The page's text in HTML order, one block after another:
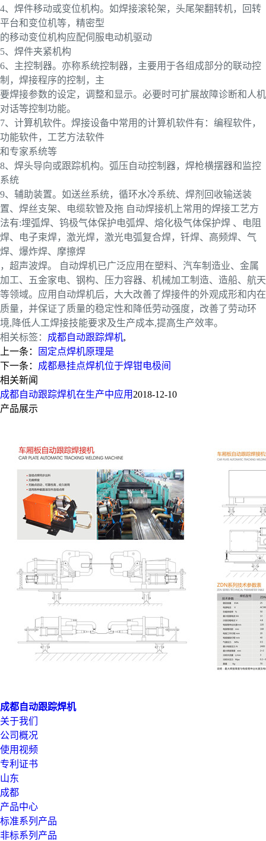
4、焊件移动或变位机构。如焊接滚轮架，头尾架翻转机，回转
平台和变位机等，精密型
的移动变位机构应配伺服电动机驱动
5、焊件夹紧机构
6、主控制器。亦称系统控制器，主要用于各组成部分的联动控
制，焊接程序的控制，主
要焊接参数的设定，调整和显示。必要时可扩展故障诊断和人机
对话等控制功能。
7、计算机软件。焊接设备中常用的计算机软件有：编程软件，
功能软件，工艺方法软件
和专家系统等
8、焊头导向或跟踪机构。弧压自动控制器，焊枪横摆器和监控
系统
9、辅助装置。如送丝系统，循环水冷系统、焊剂回收输送装
置、焊丝支架、电缆软管及拖 自动焊接机上常用的焊接工艺方
法有:埋弧焊、钨极气体保护电弧焊、熔化极气体保护焊 、电阻
焊、电子束焊，激光焊，激光电弧复合焊，钎焊、高频焊、气
焊、爆炸焊、摩擦焊
，超声波焊。 自动焊机已广泛应用在塑料、汽车制造业、金属
加工、五金家电、钢构、压力容器、机械加工制造、造船、航天
等领域。应用自动焊机后，大大改善了焊接件的外观成形和内在
质量，并保证了质量的稳定性和降低劳动强度，改善了劳动环
境,降低人工焊接技能要求及生产成本,提高生产效率。
相关标签： 成都自动跟踪焊机,
上一条：
固定点焊机原理是
下一条： 成都悬挂点焊机位于焊钳电极间
相关新闻
成都自动跟踪焊机在生产中应用 2018-12-10
产品展示
成都自动跟踪焊机
关于我们
公司概况
使用视频
专利证书
山东
成都
产品中心
标准系列产品
非标系列产品